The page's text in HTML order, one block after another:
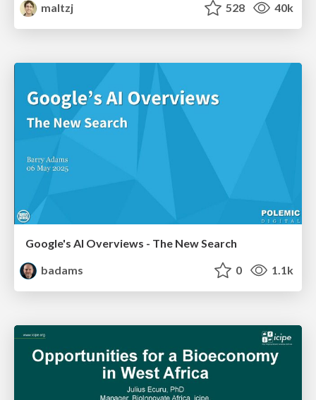
maltzj
528 40k
Google's AI Overviews - The New Search
badams
0 1.1k